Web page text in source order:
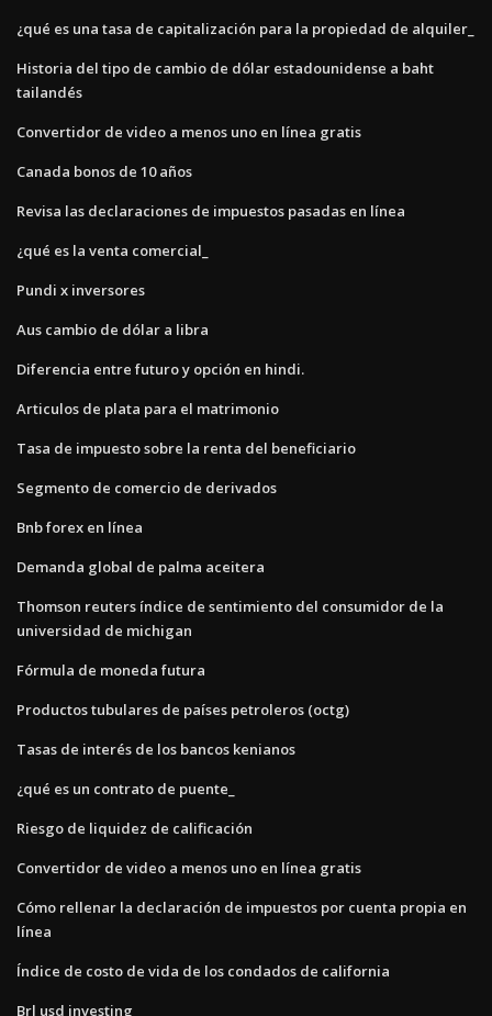
¿qué es una tasa de capitalización para la propiedad de alquiler_
Historia del tipo de cambio de dólar estadounidense a baht
tailandés
Convertidor de video a menos uno en línea gratis
Canada bonos de 10 años
Revisa las declaraciones de impuestos pasadas en línea
¿qué es la venta comercial_
Pundi x inversores
Aus cambio de dólar a libra
Diferencia entre futuro y opción en hindi.
Articulos de plata para el matrimonio
Tasa de impuesto sobre la renta del beneficiario
Segmento de comercio de derivados
Bnb forex en línea
Demanda global de palma aceitera
Thomson reuters índice de sentimiento del consumidor de la
universidad de michigan
Fórmula de moneda futura
Productos tubulares de países petroleros (octg)
Tasas de interés de los bancos kenianos
¿qué es un contrato de puente_
Riesgo de liquidez de calificación
Convertidor de video a menos uno en línea gratis
Cómo rellenar la declaración de impuestos por cuenta propia en
línea
Índice de costo de vida de los condados de california
Brl usd investing